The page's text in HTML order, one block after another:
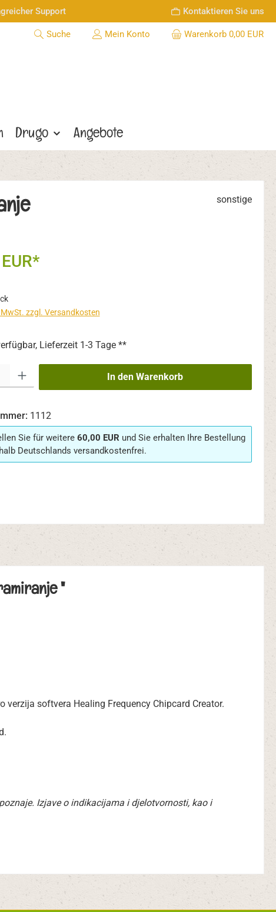
Support Kontaktieren Sie uns
Suche Mein Konto Warenkorb 0,00 EUR
Drugo Angebote
sonstige
zzgl. Versandkosten
Lieferzeit 1-3 Tage **
Gib den gewünschten Wert ein oder benutze die Schaltflächen um die
In den Warenkorb
1112
Sie für weitere 60,00 EUR und Sie erhalten Ihre Bestellung
Deutschlands versandkostenfrei.
"
softvera Healing Frequency Chipcard Creator.
Izjave o indikacijama i djelotvornosti, kao i